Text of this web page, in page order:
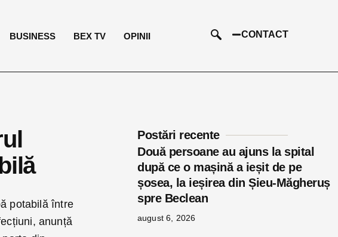
BUSINESS BEX TV OPINII CONTACT
potabilă între
anunță
Postări recente
Două persoane au ajuns la spital
după ce o mașină a ieșit de pe
șosea, la ieșirea din Șieu-Măgheruș
spre Beclean
august 6, 2026